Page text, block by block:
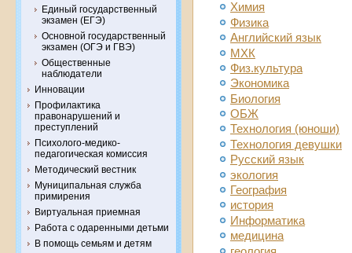
Единый государственный
экзамен (ЕГЭ)
Основной государственный
экзамен (ОГЭ и ГВЭ)
Общественные
наблюдатели
Инновации
Профилактика
правонарушений и
преступлений
Психолого-медико-
педагогическая комиссия
Методический вестник
Муниципальная служба
примирения
Виртуальная приемная
Работа с одаренными детьми
В помощь семьям и детям
Химия
Физика
Английский язык
МХК
Физ.культура
Экономика
Биология
ОБЖ
Технология (юноши)
Технология девушки
Русский язык
экология
География
история
Информатика
медицина